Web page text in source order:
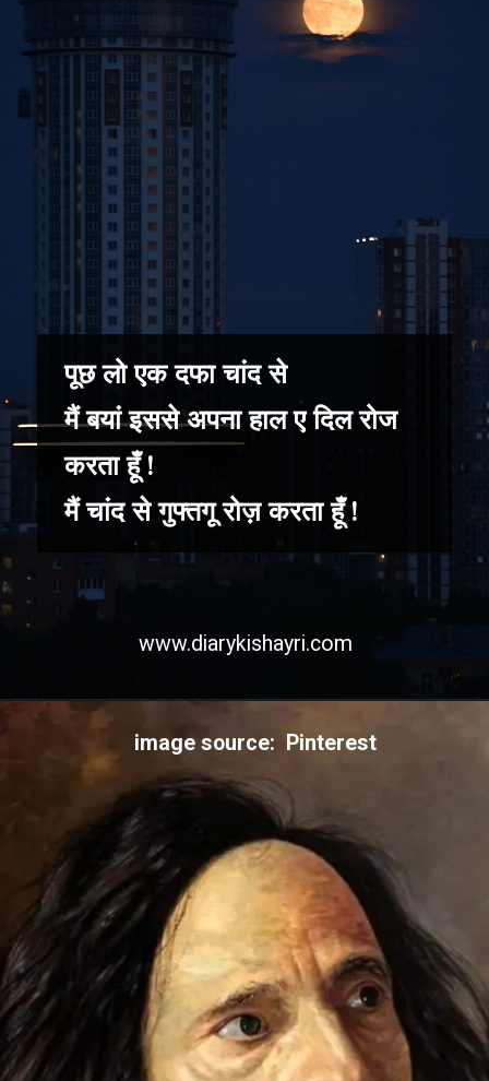
पूछ लो एक दफा चांद से
मैं बयां इससे अपना हाल ए दिल रोज
करता हूँ !
मैं चांद से गुफ्तगू रोज़ करता हूँ !
www.diarykishayri.com
image source: Pinterest